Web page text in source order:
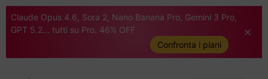
Claude Opus 4.6, Sora 2, Nano Banana Pro, Gemini 3 Pro,
GPT 5.2... tutti su Pro. 46% OFF
Confronta i piani